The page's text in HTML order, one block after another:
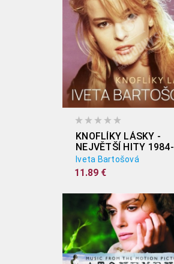
KNOFLÍKY LÁSKY -
NEJVĚTŠÍ HITY 1984-
2012
Iveta Bartošová
11.89 €